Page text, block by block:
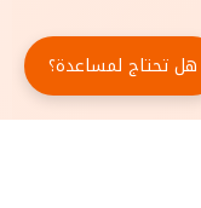
هل تحتاج لمساعدة؟